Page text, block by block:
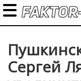
Сергей